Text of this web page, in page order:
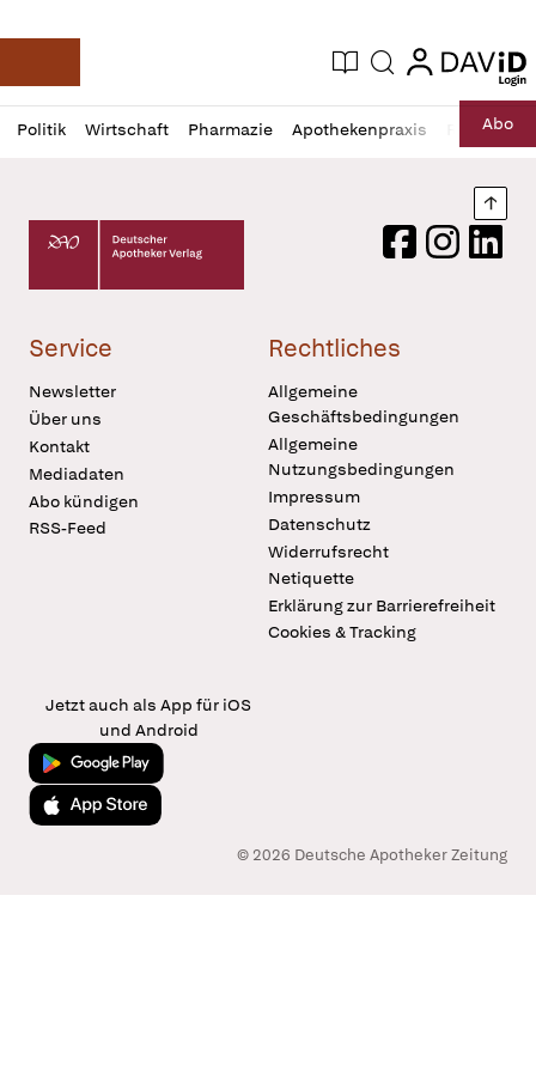
Deutsche Apotheker Zeitung
Aktuelle Ausgabe
Suche login
login
Politik Wirtschaft Pharmazie Apothekenpraxis RechtAbo
Profil
öffnen
Daz
Pur
Deutscher Apotheker Verlag Logo
FacebookInstagram
Service
Newsletter
Über uns
Kontakt
Mediadaten
Abo kündigen
RSS-Feed
Rechtliches
Allgemeine
Geschäftsbedingungen
Allgemeine
Nutzungsbedingungen
Impressum
Datenschutz
Widerrufsrecht
Netiquette
Erklärung zur Barrierefreiheit
Cookies & Tracking
Jetzt auch als App für iOS
und Android
Jetzt bei Google Play
Laden im App Store
© 2026 Deutsche Apotheker Zeitung